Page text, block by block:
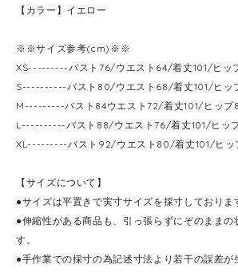
【カラー】イエロー
※※サイズ参考(cm)※※
XS---------バスト76/ウエスト64/着丈101/ヒッ
S----------バスト80/ウエスト68/着丈101/ヒッ
M---------バスト84ウエスト72/着丈101/ヒップ
L----------バスト88/ウエスト76/着丈101/ヒッ
XL---------バスト92/ウエスト80/着丈101/ヒッ
【サイズについて】
●サイズは平置きで実寸サイズを採寸しておりま
●伸縮性がある商品も、引っ張らずにぞのままの
す。
●手作業での採寸の為記述寸法より若干の誤差が